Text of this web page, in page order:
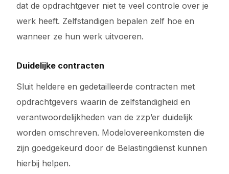
dat de opdrachtgever niet te veel controle over je
werk heeft. Zelfstandigen bepalen zelf hoe en
wanneer ze hun werk uitvoeren.
Duidelijke contracten
Sluit heldere en gedetailleerde contracten met
opdrachtgevers waarin de zelfstandigheid en
verantwoordelijkheden van de zzp’er duidelijk
worden omschreven. Modelovereenkomsten die
zijn goedgekeurd door de Belastingdienst kunnen
hierbij helpen.